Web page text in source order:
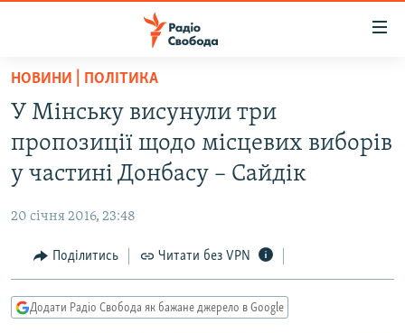
Перейти
основного
матеріалу
Перейти
до
основної
Перейти
до
пошуку
СТАТТІ
СУСПІЛЬСТВО
РОСІЙСЬКА «ФІЛЬТРАЦІЯ»
ДОНБАС.РЕАЛІЇ
ТИ ЯК?
НОВИНИ | ПОЛІТИКА
У Мінську висунули три
пропозиції щодо місцевих виборів
у частині Донбасу – Сайдік
20 січня 2016, 23:48
Поділитись Читати без VPN
Додати Радіо Свобода як бажане джерело в Google